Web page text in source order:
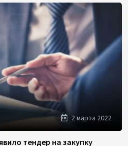
2 марта 2022
тендер на закупку